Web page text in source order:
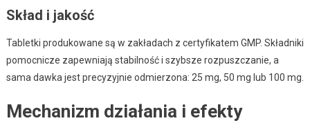
Skład i jakość
Tabletki produkowane są w zakładach z certyfikatem GMP. Składniki
pomocnicze zapewniają stabilność i szybsze rozpuszczanie, a
sama dawka jest precyzyjnie odmierzona: 25 mg, 50 mg lub 100 mg.
Mechanizm działania i efekty